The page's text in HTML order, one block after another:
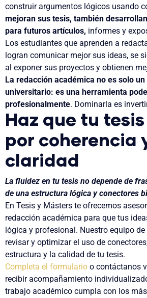
construir argumentos lógicos usando
mejoran sus tesis, también
para futuros artículos, informes y
Los estudiantes que aprenden a
logran comunicar mejor sus ideas, se
al exponer sus proyectos y obtienen
La redacción académica no es solo
universitario: es una herramienta
profesionalmente. Dominarla es
Haz que tu
por coherencia
claridad
La fluidez en tu tesis no depende de
de una estructura lógica y conectores
En Tesis y Másters te ofrecemos
redacción académica para que tus
lógica y profesional. Nuestro equipo
revisar y optimizar el uso de
estructura y la calidad de tu tesis.
Completa el formulario o contáctanos
recibir acompañamiento
trabajo académico cumpla con los